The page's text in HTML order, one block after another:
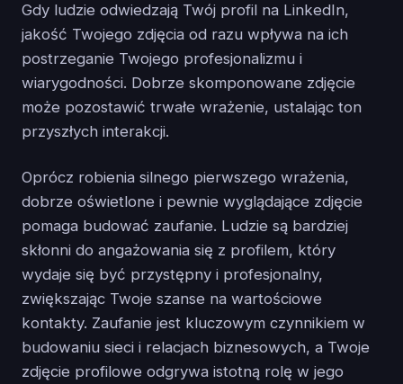
Gdy ludzie odwiedzają Twój profil na LinkedIn,
jakość Twojego zdjęcia od razu wpływa na ich
postrzeganie Twojego profesjonalizmu i
wiarygodności. Dobrze skomponowane zdjęcie
może pozostawić trwałe wrażenie, ustalając ton
przyszłych interakcji.
Oprócz robienia silnego pierwszego wrażenia,
dobrze oświetlone i pewnie wyglądające zdjęcie
pomaga budować zaufanie. Ludzie są bardziej
skłonni do angażowania się z profilem, który
wydaje się być przystępny i profesjonalny,
zwiększając Twoje szanse na wartościowe
kontakty. Zaufanie jest kluczowym czynnikiem w
budowaniu sieci i relacjach biznesowych, a Twoje
zdjęcie profilowe odgrywa istotną rolę w jego